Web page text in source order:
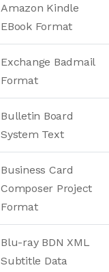
Amazon Kindle
EBook Format
Exchange Badmail
Format
Bulletin Board
System Text
Business Card
Composer Project
Format
Blu-ray BDN XML
Subtitle Data